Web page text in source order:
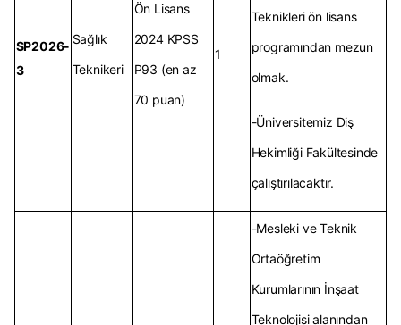
SP2026-
3
Sağlık
Teknikeri
Ön Lisans
2024 KPSS
P93 (en az
70 puan)
1
Teknikleri ön lisans
programından mezun
olmak.
-Üniversitemiz Diş
Hekimliği Fakültesinde
çalıştırılacaktır.
-Mesleki ve Teknik
Ortaöğretim
Kurumlarının İnşaat
Teknolojisi alanından